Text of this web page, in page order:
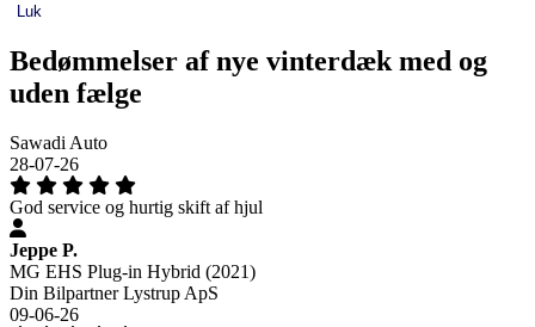
Luk
Bedømmelser af nye vinterdæk med og
uden fælge
Sawadi Auto
28-07-26
God service og hurtig skift af hjul
Jeppe P.
MG EHS Plug-in Hybrid (2021)
Din Bilpartner Lystrup ApS
09-06-26